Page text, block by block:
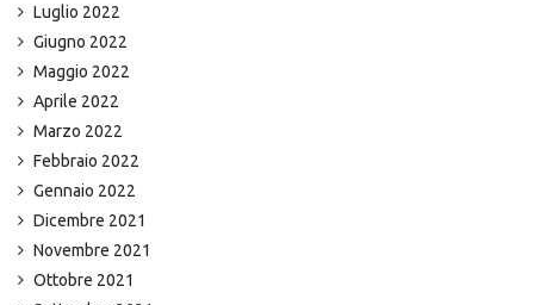
Luglio 2022
Giugno 2022
Maggio 2022
Aprile 2022
Marzo 2022
Febbraio 2022
Gennaio 2022
Dicembre 2021
Novembre 2021
Ottobre 2021